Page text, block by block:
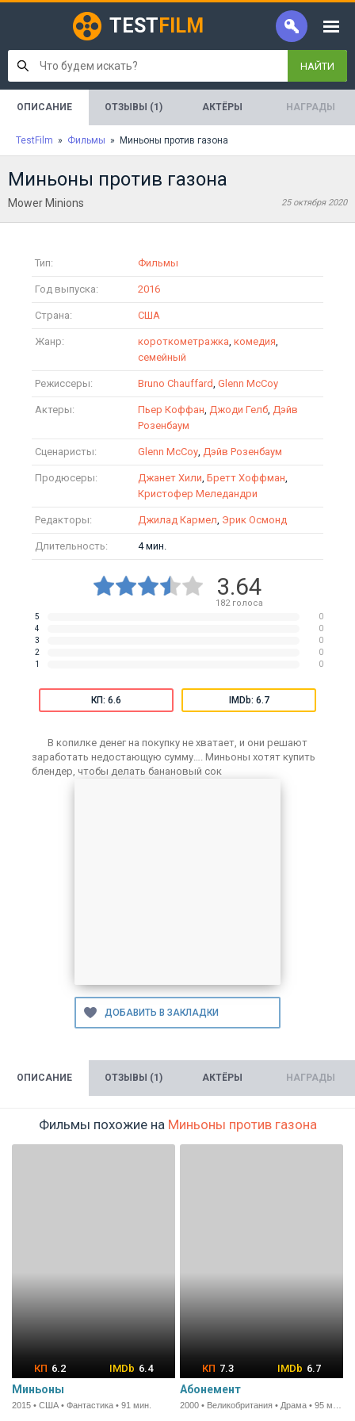
TEST FILM
НАЙТИ
ОПИСАНИЕ ОТЗЫВЫ (1) АКТЁРЫ НАГРАДЫ
TestFilm » Фильмы » Миньоны против газона
Миньоны против газона
Mower Minions 25 октября 2020
Тип: Фильмы
Год выпуска: 2016
Страна: США
Жанр: короткометражка, комедия,
семейный
Режиссеры: Bruno Chauffard, Glenn McCoy
Актеры: Пьер Коффан, Джоди Гелб, Дэйв
Розенбаум
Сценаристы: Glenn McCoy, Дэйв Розенбаум
Продюсеры: Джанет Хили, Бретт Хоффман,
Кристофер Меледандри
Редакторы: Джилад Кармел, Эрик Осмонд
Длительность: 4 мин.
3.64
182голоса
5
0
4
0
3
0
2
0
1
0
КП: 6.6 IMDb: 6.7
В копилке денег на покупку не хватает, и они решают
заработать недостающую сумму…. Миньоны хотят купить
блендер, чтобы делать банановый сок
ОПИСАНИЕ ОТЗЫВЫ (1) АКТЁРЫ НАГРАДЫ
Фильмы похожие на Миньоны против газона
6.2 6.4
Миньоны
2015 • США • Фантастика • 91 мин.
7.3 6.7
Абонемент